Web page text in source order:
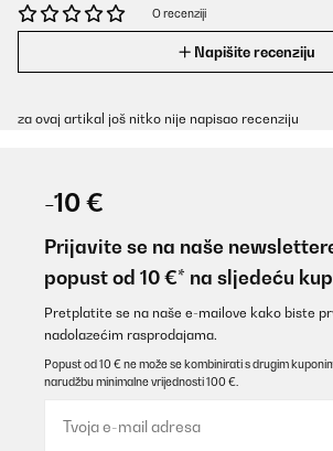
O recenziji
Napišite recenziju
za ovaj artikal još nitko nije napisao recenziju
-10 €
Prijavite se na naše
popust od 10 €* na sljedeću
Pretplatite se na naše e-mailove kako biste
nadolazećim rasprodajama.
Popust od 10 € ne može se kombinirati s drugim
narudžbu minimalne vrijednosti 100 €.